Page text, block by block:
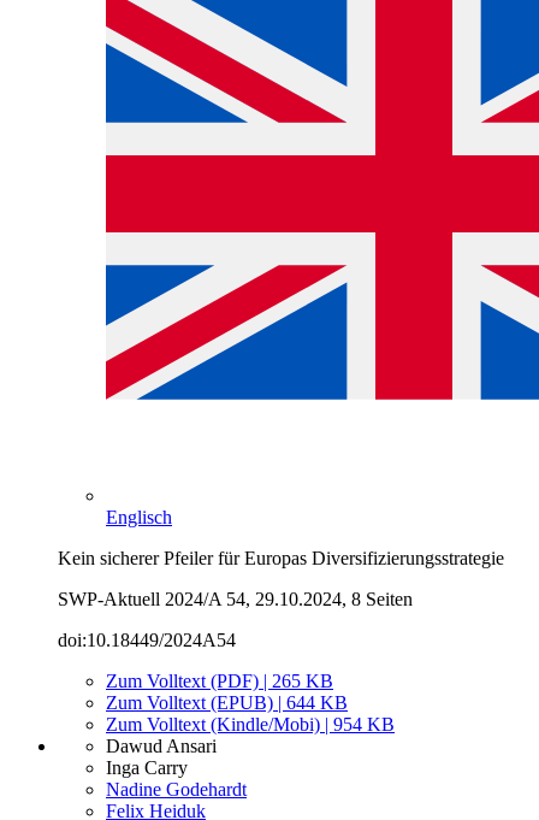
Englisch
Kein sicherer Pfeiler für Europas Diversifizierungsstrategie
SWP-Aktuell 2024/A 54, 29.10.2024, 8 Seiten
doi:10.18449/2024A54
Zum Volltext (PDF) | 265 KB
Zum Volltext (EPUB) | 644 KB
Zum Volltext (Kindle/Mobi) | 954 KB
Dawud Ansari
Inga Carry
Nadine Godehardt
Felix Heiduk